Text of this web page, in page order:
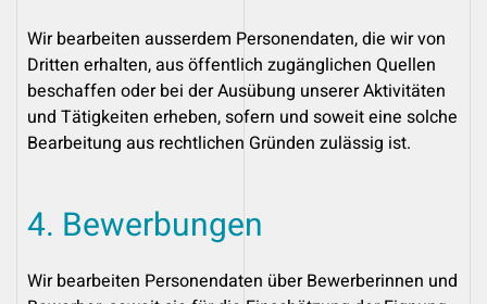
Wir bearbeiten ausserdem Personendaten, die wir von
Dritten erhalten, aus öffentlich zugänglichen Quellen
beschaffen oder bei der Ausübung unserer Aktivitäten
und Tätigkeiten erheben, sofern und soweit eine solche
Bearbeitung aus rechtlichen Gründen zulässig ist.
4. Bewerbungen
Wir bearbeiten Personendaten über Bewerberinnen und